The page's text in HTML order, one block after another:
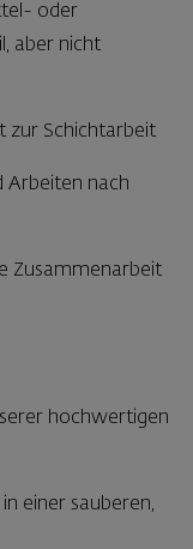
oder
aber nicht
zur Schichtarbeit
Arbeiten nach
Zusammenarbeit
hochwertigen
einer sauberen,